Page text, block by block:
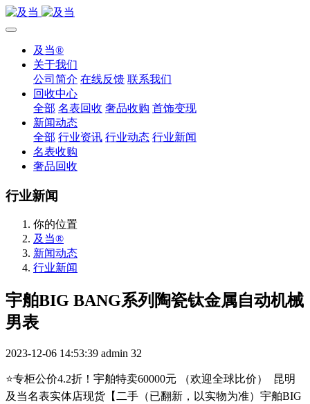
及当®
关于我们
公司简介 在线反馈 联系我们
回收中心
全部 名表回收 奢品收购 首饰变现
新闻动态
全部 行业资讯 行业动态 行业新闻
名表收购
奢品回收
行业新闻
你的位置
及当®
新闻动态
行业新闻
宇舶BIG BANG系列陶瓷钛金属自动机械
男表
2023-12-06 14:53:39 admin 32
⭐专柜公价4.2折！宇舶特卖60000元 （欢迎全球比价） 昆明
及当名表实体店现货【二手（已翻新，以实物为准）宇舶BIG